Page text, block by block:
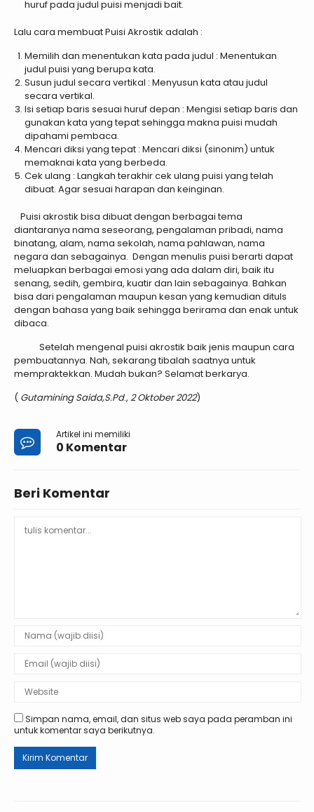
huruf pada judul puisi menjadi bait.
Lalu cara membuat Puisi Akrostik adalah :
Memilih dan menentukan kata pada judul : Menentukan
judul puisi yang berupa kata.
Susun judul secara vertikal : Menyusun kata atau judul
secara vertikal.
Isi setiap baris sesuai huruf depan : Mengisi setiap baris dan
gunakan kata yang tepat sehingga makna puisi mudah
dipahami pembaca.
Mencari diksi yang tepat : Mencari diksi (sinonim) untuk
memaknai kata yang berbeda.
Cek ulang : Langkah terakhir cek ulang puisi yang telah
dibuat. Agar sesuai harapan dan keinginan.
Puisi akrostik bisa dibuat dengan berbagai tema
diantaranya nama seseorang, pengalaman pribadi, nama
binatang, alam, nama sekolah, nama pahlawan, nama
negara dan sebagainya. Dengan menulis puisi berarti dapat
meluapkan berbagai emosi yang ada dalam diri, baik itu
senang, sedih, gembira, kuatir dan lain sebagainya. Bahkan
bisa dari pengalaman maupun kesan yang kemudian dituls
dengan bahasa yang baik sehingga berirama dan enak untuk
dibaca.
Setelah mengenal puisi akrostik baik jenis maupun cara
pembuatannya. Nah, sekarang tibalah saatnya untuk
mempraktekkan. Mudah bukan? Selamat berkarya.
( Gutamining Saida,S.Pd., 2 Oktober 2022)
Artikel ini memiliki
0 Komentar
Beri Komentar
Simpan nama, email, dan situs web saya pada peramban ini
untuk komentar saya berikutnya.